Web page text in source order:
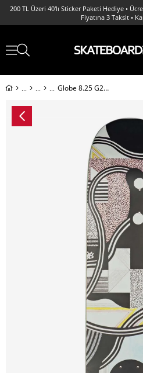
200 TL Üzeri 40'lı Sticker Paketi Hediye •
Fiyatına 3 Taksit •
Globe 8.25 G2 Razo - Ozar Deck Profesyonel Kaykay Tahtası